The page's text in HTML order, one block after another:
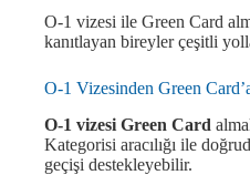
O-1 vizesi ile Green Card
kanıtlayan bireyler çeşitli
O-1 Vizesinden Green
O-1 vizesi Green Card
Kategorisi aracılığı ile
geçişi destekleyebilir.